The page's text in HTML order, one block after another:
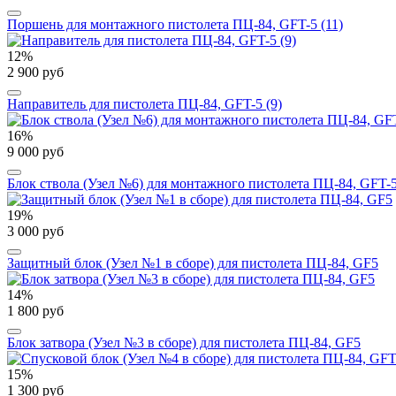
Поршень для монтажного пистолета ПЦ-84, GFT-5 (11)
12%
2 900 руб
Направитель для пистолета ПЦ-84, GFT-5 (9)
16%
9 000 руб
Блок ствола (Узел №6) для монтажного пистолета ПЦ-84, GFT-
19%
3 000 руб
Защитный блок (Узел №1 в сборе) для пистолета ПЦ-84, GF5
14%
1 800 руб
Блок затвора (Узел №3 в сборе) для пистолета ПЦ-84, GF5
15%
1 300 руб